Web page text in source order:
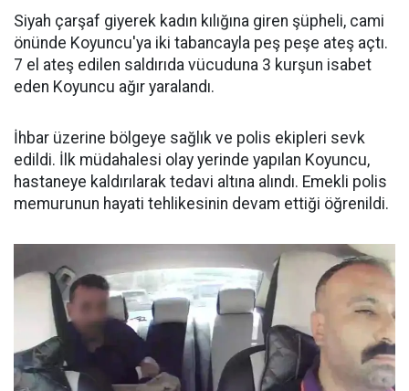
Siyah çarşaf giyerek kadın kılığına giren şüpheli, cami
önünde Koyuncu'ya iki tabancayla peş peşe ateş açtı.
7 el ateş edilen saldırıda vücuduna 3 kurşun isabet
eden Koyuncu ağır yaralandı.
İhbar üzerine bölgeye sağlık ve polis ekipleri sevk
edildi. İlk müdahalesi olay yerinde yapılan Koyuncu,
hastaneye kaldırılarak tedavi altına alındı. Emekli polis
memurunun hayati tehlikesinin devam ettiği öğrenildi.